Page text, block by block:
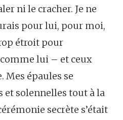
ni le cracher. Je ne
pour lui, pour moi,
étroit pour
lui – et ceux
Mes épaules se
et solennelles tout à la
secrète s’était